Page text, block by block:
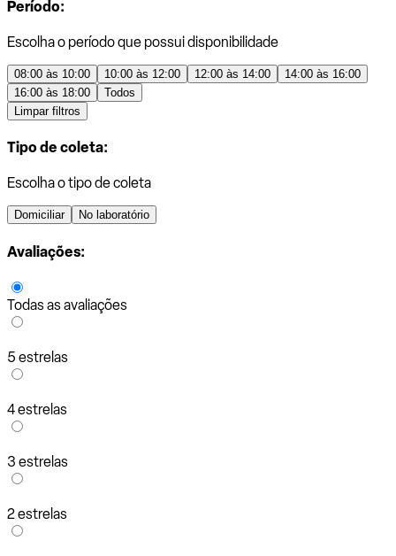
Período:
Escolha o período que possui disponibilidade
08:00 às 10:00 10:00 às 12:00 12:00 às 14:00
14:00 às 16:00
16:00 às 18:00
Todos
Limpar filtros
Tipo de coleta:
Escolha o tipo de coleta
Domiciliar No laboratório
Avaliações:
Todas as avaliações
5 estrelas
4 estrelas
3 estrelas
2 estrelas